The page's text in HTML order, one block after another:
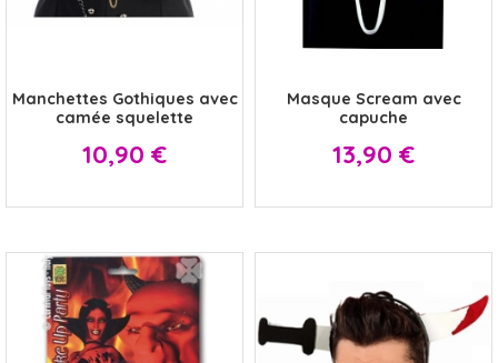
Manchettes Gothiques avec
camée squelette
Prix
10,90 €
Masque Scream avec
capuche
Prix
13,90 €